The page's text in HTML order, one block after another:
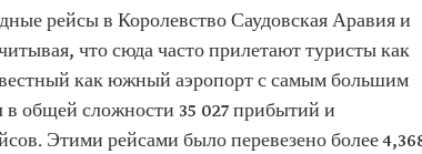
рейсы в Королевство Саудовская Аравия и
что сюда часто прилетают туристы как
как южный аэропорт с самым большим
общей сложности 35 027 прибытий и
Этими рейсами было перевезено более